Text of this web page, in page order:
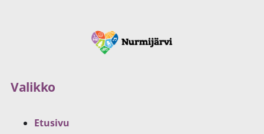
Valikko
Etusivu